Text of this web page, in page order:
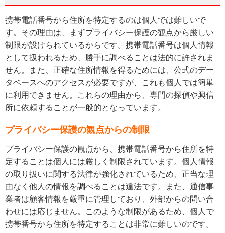
携帯電話番号から住所を特定するのは個人では難しいで
す。その理由は、まずプライバシー保護の観点から厳しい
制限が設けられているからです。携帯電話番号は個人情報
として扱われるため、勝手に調べることは法的に許されま
せん。また、正確な住所情報を得るためには、公式のデー
タベースへのアクセスが必要ですが、これも個人では簡単
に利用できません。これらの理由から、専門の探偵や興信
所に依頼することが一般的となっています。
プライバシー保護の観点からの制限
プライバシー保護の観点から、携帯電話番号から住所を特
定することは個人には厳しく制限されています。個人情報
の取り扱いに関する法律が強化されているため、正当な理
由なく他人の情報を調べることは違法です。また、通信事
業者は顧客情報を厳重に管理しており、外部からの問い合
わせには応じません。このような制限があるため、個人で
携帯番号から住所を特定することは非常に難しいのです。